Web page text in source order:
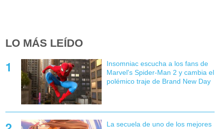
LO MÁS LEÍDO
Insomniac escucha a los fans de
Marvel's Spider-Man 2 y cambia el
polémico traje de Brand New Day
La secuela de uno de los mejores